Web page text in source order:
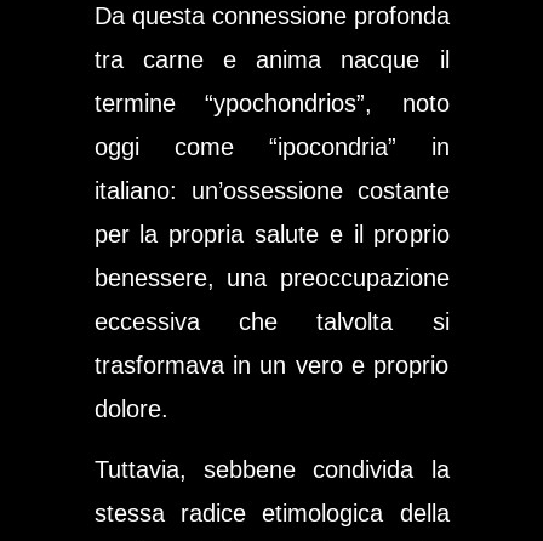
Da questa connessione profonda
tra carne e anima nacque il
termine “ypochondrios”, noto
oggi come “ipocondria” in
italiano: un’ossessione costante
per la propria salute e il proprio
benessere, una preoccupazione
eccessiva che talvolta si
trasformava in un vero e proprio
dolore.
Tuttavia, sebbene condivida la
stessa radice etimologica della